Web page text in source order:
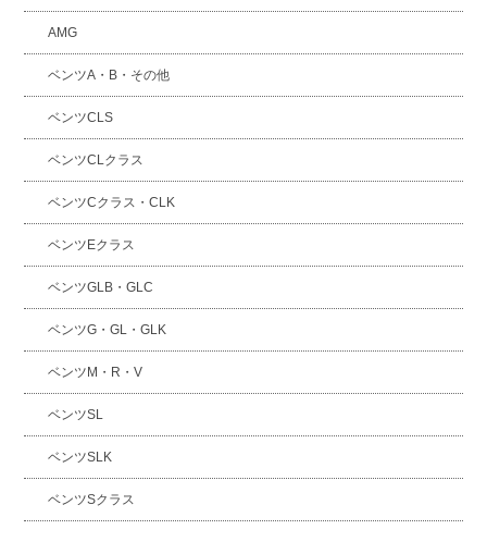
AMG
ベンツA・B・その他
ベンツCLS
ベンツCLクラス
ベンツCクラス・CLK
ベンツEクラス
ベンツGLB・GLC
ベンツG・GL・GLK
ベンツM・R・V
ベンツSL
ベンツSLK
ベンツSクラス